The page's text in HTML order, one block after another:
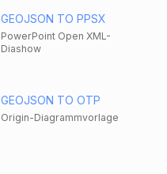
GEOJSON TO PPSX
PowerPoint Open XML-
Diashow
GEOJSON TO OTP
Origin-Diagrammvorlage